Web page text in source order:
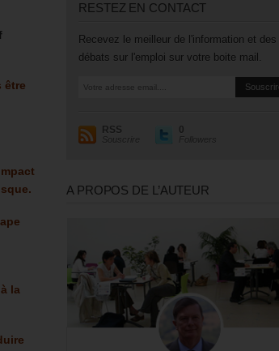
être
la
RESTEZ EN CONTACT
Recevez le meilleur de l'information et des
débats sur l'emploi sur votre boite mail.
RSS
Souscrire
0
Followers
A PROPOS DE L’AUTEUR